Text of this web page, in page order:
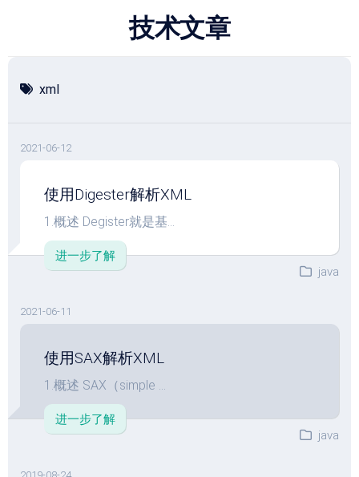
技术文章
xml
2021-06-12
使用Digester解析XML
1.概述 Degister就是基...
进一步了解
java
2021-06-11
使用SAX解析XML
1.概述 SAX（simple ...
进一步了解
java